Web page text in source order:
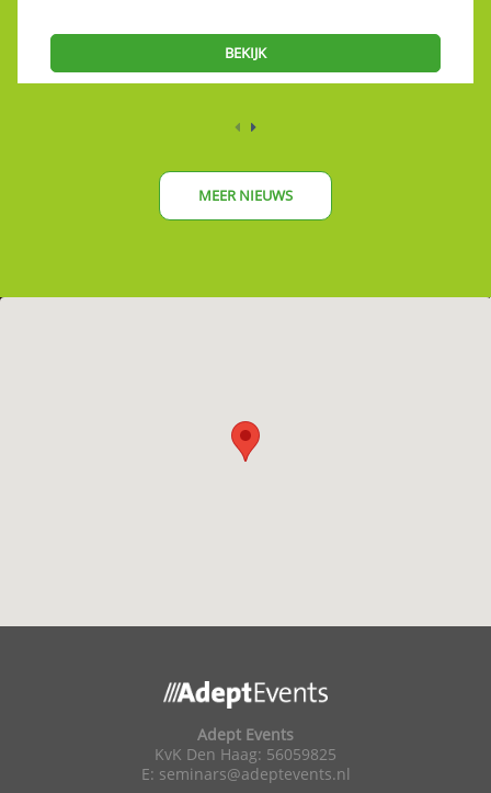
BEKIJK
MEER NIEUWS
Adept Events
KvK Den Haag: 56059825
E: seminars@adeptevents.nl